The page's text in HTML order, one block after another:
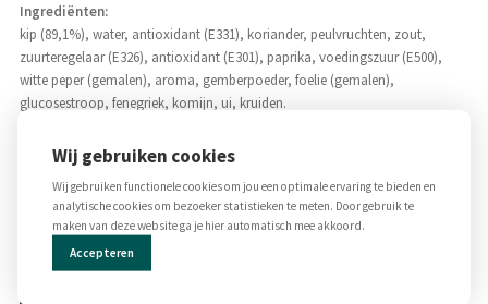
Ingrediënten:
kip (89,1%), water, antioxidant (E331), koriander, peulvruchten, zout,
zuurteregelaar (E326), antioxidant (E301), paprika, voedingszuur (E500),
witte peper (gemalen), aroma, gemberpoeder, foelie (gemalen),
glucosestroop, fenegriek, komijn, ui, kruiden.
Allergenen:
Koriander
Gerelateerde producten
Wij gebruiken cookies
Wij gebruiken functionele cookies om jou een optimale ervaring te bieden en
analytische cookies om bezoeker statistieken te meten. Door gebruik te
maken van deze website ga je hier automatisch mee akkoord.
Accepteren